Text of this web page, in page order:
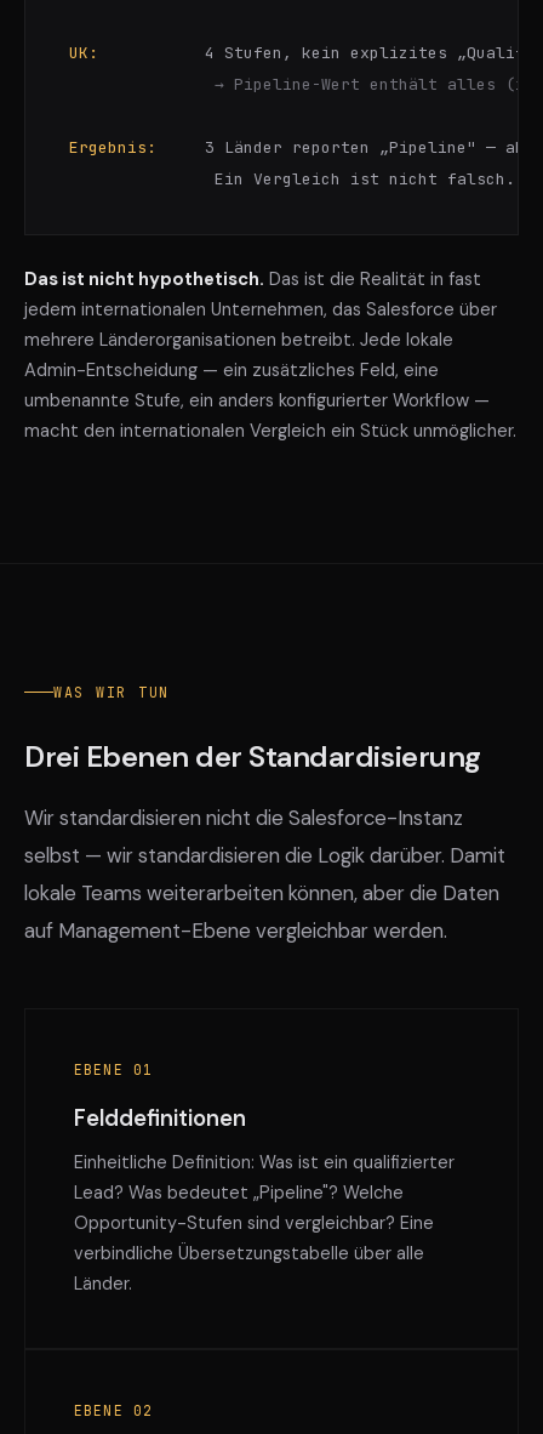
UK:
4 Stufen, kein explizites
→ Pipeline-Wert enthält alles
Ergebnis:
3 Länder reporten „Pipeline" —
Ein Vergleich ist nicht falsch.
Das ist nicht hypothetisch. Das ist die Realität in fast
jedem internationalen Unternehmen, das Salesforce über
mehrere Länderorganisationen betreibt. Jede lokale
Admin-Entscheidung — ein zusätzliches Feld, eine
umbenannte Stufe, ein anders konfigurierter Workflow —
macht den internationalen Vergleich ein Stück unmöglicher.
WAS WIR TUN
Drei Ebenen der Standardisierung
Wir standardisieren nicht die Salesforce-Instanz
selbst — wir standardisieren die Logik darüber. Damit
lokale Teams weiterarbeiten können, aber die Daten
auf Management-Ebene vergleichbar werden.
EBENE 01
Felddefinitionen
Einheitliche Definition: Was ist ein qualifizierter
Lead? Was bedeutet „Pipeline"? Welche
Opportunity-Stufen sind vergleichbar? Eine
verbindliche Übersetzungstabelle über alle
Länder.
EBENE 02